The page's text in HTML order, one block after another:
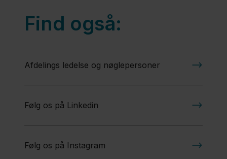
Find også:
Afdelings ledelse og nøglepersoner
Følg os på Linkedin
Følg os på Instagram